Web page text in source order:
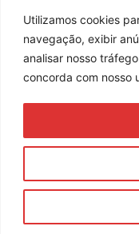
Utilizamos cookies
navegação, exibir
analisar nosso
concorda com nosso
Assine nossa
Política de